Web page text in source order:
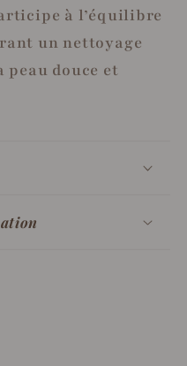
à l’équilibre
un nettoyage
douce et